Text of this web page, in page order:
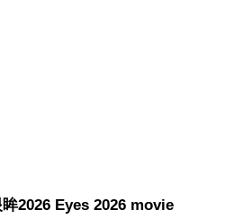
2026 Eyes 2026 movie